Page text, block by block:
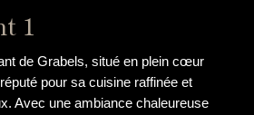
1
de Grabels, situé en plein cœur
pour sa cuisine raffinée et
Avec une ambiance chaleureuse